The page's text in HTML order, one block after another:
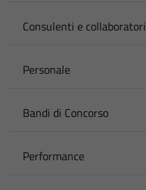
Consulenti e collaboratori
Personale
Bandi di Concorso
Performance